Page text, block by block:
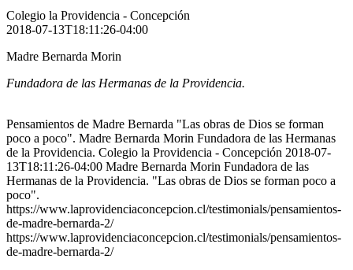
Colegio la Providencia - Concepción
2018-07-13T18:11:26-04:00
Madre Bernarda Morin
Fundadora de las Hermanas de la Providencia.
Pensamientos de Madre Bernarda "Las obras de Dios se forman
poco a poco". Madre Bernarda Morin Fundadora de las Hermanas
de la Providencia. Colegio la Providencia - Concepción 2018-07-
13T18:11:26-04:00 Madre Bernarda Morin Fundadora de las
Hermanas de la Providencia. "Las obras de Dios se forman poco a
poco".
https://www.laprovidenciaconcepcion.cl/testimonials/pensamientos-
de-madre-bernarda-2/
https://www.laprovidenciaconcepcion.cl/testimonials/pensamientos-
de-madre-bernarda-2/